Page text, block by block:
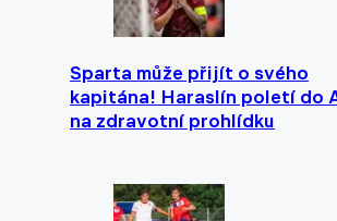
Sparta může přijít o svého
kapitána! Haraslín poletí do
na zdravotní prohlídku